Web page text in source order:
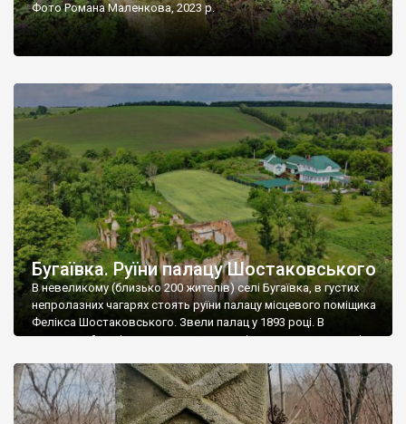
Фото Романа Маленкова, 2023 р.
Бугаївка. Руїни палацу Шостаковського
В невеликому (близько 200 жителів) селі Бугаївка, в густих
непролазних чагарях стоять руїни палацу місцевого поміщика
Фелікса Шостаковського. Звели палац у 1893 році. В
радянський період у ньому спочатку містилася школа, потім
століття тут розмістили туберкульозну лікарню. Коли із
палацу виїхала лікарня – ми точно не […]